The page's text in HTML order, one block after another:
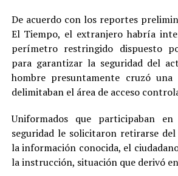
De acuerdo con los reportes
El Tiempo, el extranjero habría
perímetro restringido dispuesto
para garantizar la seguridad del
hombre presuntamente cruzó
delimitaban el área de acceso
Uniformados que participaban
seguridad le solicitaron retirarse
la información conocida, el
la instrucción, situación que derivó